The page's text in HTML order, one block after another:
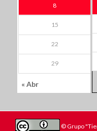
« Abr
8
15
22
29
© Grupo